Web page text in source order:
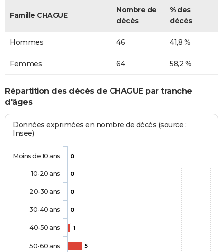
Famille CHAGUE
Nombre de
décès
% des
décès
Hommes 46 41,8 %
Femmes 64 58,2 %
Répartition des décès de CHAGUE par tranche
d'âges
Données exprimées en nombre de décès (source :
Insee)
0
0
0
0
1
5
Moins de 10 ans
10-20 ans
20-30 ans
30-40 ans
40-50 ans
50-60 ans